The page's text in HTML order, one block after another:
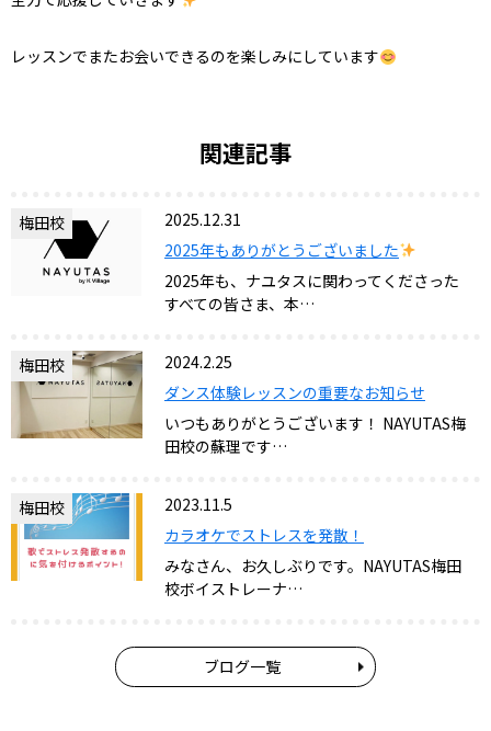
レッスンでまたお会いできるのを楽しみにしています
関連記事
梅田校
2025.12.31
2025年もありがとうございました
2025年も、ナユタスに関わってくださった
すべての皆さま、本…
梅田校
2024.2.25
ダンス体験レッスンの重要なお知らせ
いつもありがとうございます！ NAYUTAS梅
田校の蘇理です…
梅田校
2023.11.5
カラオケでストレスを発散！
みなさん、お久しぶりです。NAYUTAS梅田
校ボイストレーナ…
ブログ一覧